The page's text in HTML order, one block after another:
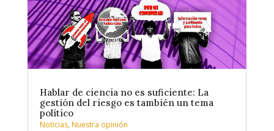
Hablar de ciencia no es suficiente: La
gestión del riesgo es también un tema
político
Noticias,Nuestra opinión